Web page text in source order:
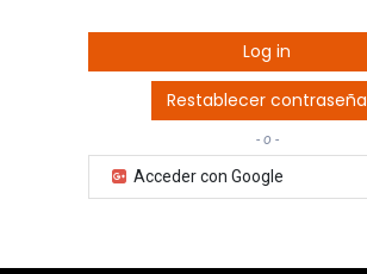
Log in
Restablecer contraseña
- o -
Acceder con Google